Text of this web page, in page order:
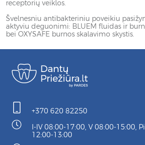
receptorių veiklos.
Švelnesniu antibakteriniu poveikiu
aktyviu deguonimi: BLUEM fluidas ir
bei OXYSAFE burnos skalavimo skystis.
+370 620 82250
I-IV 08:00-17:00, V 08:00-15:00,
12:00-13:00